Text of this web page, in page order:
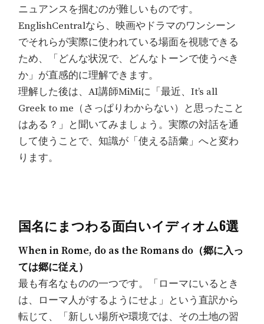
ニュアンスを掴むのが難しいものです。
EnglishCentralなら、映画やドラマのワンシーン
でそれらが実際に使われている場面を視聴できる
ため、「どんな状況で、どんなトーンで使うべき
か」が直感的に理解できます。
理解した後は、AI講師MiMiに「最近、It’s all
Greek to me（さっぱりわからない）と思ったこと
はある？」と聞いてみましょう。実際の対話を通
して使うことで、知識が「使える語彙」へと変わ
ります。
国名にまつわる面白いイディオム6選
When in Rome, do as the Romans do（郷に入っ
ては郷に従え）
最も有名なものの一つです。「ローマにいるとき
は、ローマ人がするようにせよ」という直訳から
転じて、「新しい場所や環境では、その土地の習